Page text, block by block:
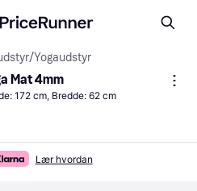
/Yogaudstyr
Mat 4mm
172 cm, Bredde: 62 cm
Lær hvordan